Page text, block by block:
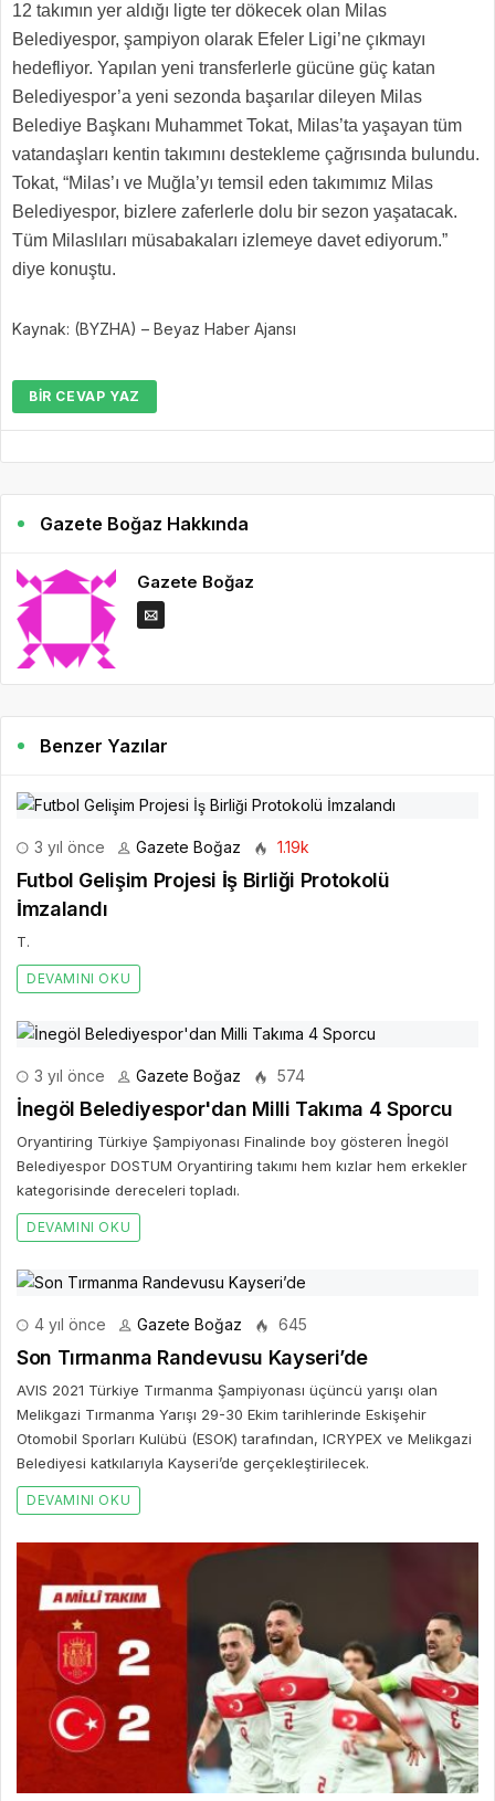
12 takımın yer aldığı ligte ter dökecek olan Milas
Belediyespor, şampiyon olarak Efeler Ligi’ne çıkmayı
hedefliyor. Yapılan yeni transferlerle gücüne güç katan
Belediyespor’a yeni sezonda başarılar dileyen Milas
Belediye Başkanı Muhammet Tokat, Milas’ta yaşayan tüm
vatandaşları kentin takımını destekleme çağrısında bulundu.
Tokat, “Milas’ı ve Muğla’yı temsil eden takımımız Milas
Belediyespor, bizlere zaferlerle dolu bir sezon yaşatacak.
Tüm Milaslıları müsabakaları izlemeye davet ediyorum.”
diye konuştu.
Kaynak: (BYZHA) – Beyaz Haber Ajansı
BIR CEVAP YAZ
Gazete Boğaz Hakkında
Gazete Boğaz
Benzer Yazılar
3 yıl önce Gazete Boğaz 1.19k
Futbol Gelişim Projesi İş Birliği Protokolü
İmzalandı
T.
DEVAMINI OKU
3 yıl önce Gazete Boğaz 574
İnegöl Belediyespor'dan Milli Takıma 4 Sporcu
Oryantiring Türkiye Şampiyonası Finalinde boy gösteren İnegöl
Belediyespor DOSTUM Oryantiring takımı hem kızlar hem erkekler
kategorisinde dereceleri topladı.
DEVAMINI OKU
4 yıl önce Gazete Boğaz 645
Son Tırmanma Randevusu Kayseri’de
AVIS 2021 Türkiye Tırmanma Şampiyonası üçüncü yarışı olan
Melikgazi Tırmanma Yarışı 29-30 Ekim tarihlerinde Eskişehir
Otomobil Sporları Kulübü (ESOK) tarafından, ICRYPEX ve Melikgazi
Belediyesi katkılarıyla Kayseri’de gerçekleştirilecek.
DEVAMINI OKU